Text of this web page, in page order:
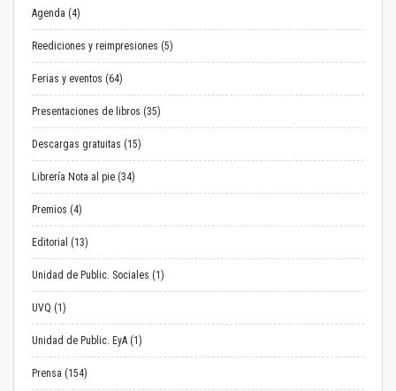
Agenda (4)
Reediciones y reimpresiones (5)
Ferias y eventos (64)
Presentaciones de libros (35)
Descargas gratuitas (15)
Librería Nota al pie (34)
Premios (4)
Editorial (13)
Unidad de Public. Sociales (1)
UVQ (1)
Unidad de Public. EyA (1)
Prensa (154)